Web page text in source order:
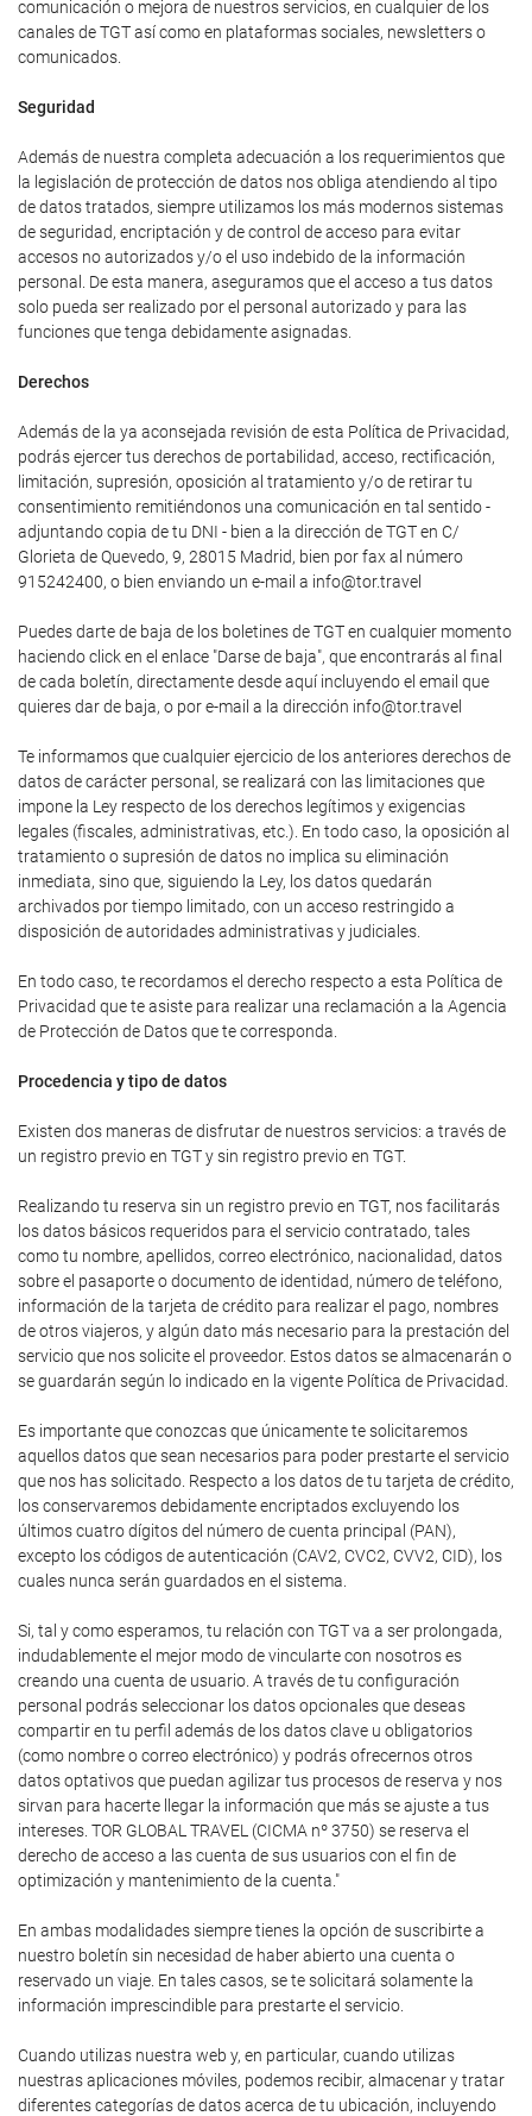
comunicación o mejora de nuestros servicios, en cualquier de los
canales de TGT así como en plataformas sociales, newsletters o
comunicados.
Seguridad
Además de nuestra completa adecuación a los requerimientos que
la legislación de protección de datos nos obliga atendiendo al tipo
de datos tratados, siempre utilizamos los más modernos sistemas
de seguridad, encriptación y de control de acceso para evitar
accesos no autorizados y/o el uso indebido de la información
personal. De esta manera, aseguramos que el acceso a tus datos
solo pueda ser realizado por el personal autorizado y para las
funciones que tenga debidamente asignadas.
Derechos
Además de la ya aconsejada revisión de esta Política de Privacidad,
podrás ejercer tus derechos de portabilidad, acceso, rectificación,
limitación, supresión, oposición al tratamiento y/o de retirar tu
consentimiento remitiéndonos una comunicación en tal sentido -
adjuntando copia de tu DNI - bien a la dirección de TGT en C/
Glorieta de Quevedo, 9, 28015 Madrid, bien por fax al número
915242400, o bien enviando un e-mail a info@tor.travel
Puedes darte de baja de los boletines de TGT en cualquier momento
haciendo click en el enlace "Darse de baja", que encontrarás al final
de cada boletín, directamente desde aquí incluyendo el email que
quieres dar de baja, o por e-mail a la dirección info@tor.travel
Te informamos que cualquier ejercicio de los anteriores derechos de
datos de carácter personal, se realizará con las limitaciones que
impone la Ley respecto de los derechos legítimos y exigencias
legales (fiscales, administrativas, etc.). En todo caso, la oposición al
tratamiento o supresión de datos no implica su eliminación
inmediata, sino que, siguiendo la Ley, los datos quedarán
archivados por tiempo limitado, con un acceso restringido a
disposición de autoridades administrativas y judiciales.
En todo caso, te recordamos el derecho respecto a esta Política de
Privacidad que te asiste para realizar una reclamación a la Agencia
de Protección de Datos que te corresponda.
Procedencia y tipo de datos
Existen dos maneras de disfrutar de nuestros servicios: a través de
un registro previo en TGT y sin registro previo en TGT.
Realizando tu reserva sin un registro previo en TGT, nos facilitarás
los datos básicos requeridos para el servicio contratado, tales
como tu nombre, apellidos, correo electrónico, nacionalidad, datos
sobre el pasaporte o documento de identidad, número de teléfono,
información de la tarjeta de crédito para realizar el pago, nombres
de otros viajeros, y algún dato más necesario para la prestación del
servicio que nos solicite el proveedor. Estos datos se almacenarán o
se guardarán según lo indicado en la vigente Política de Privacidad.
Es importante que conozcas que únicamente te solicitaremos
aquellos datos que sean necesarios para poder prestarte el servicio
que nos has solicitado. Respecto a los datos de tu tarjeta de crédito,
los conservaremos debidamente encriptados excluyendo los
últimos cuatro dígitos del número de cuenta principal (PAN),
excepto los códigos de autenticación (CAV2, CVC2, CVV2, CID), los
cuales nunca serán guardados en el sistema.
Si, tal y como esperamos, tu relación con TGT va a ser prolongada,
indudablemente el mejor modo de vincularte con nosotros es
creando una cuenta de usuario. A través de tu configuración
personal podrás seleccionar los datos opcionales que deseas
compartir en tu perfil además de los datos clave u obligatorios
(como nombre o correo electrónico) y podrás ofrecernos otros
datos optativos que puedan agilizar tus procesos de reserva y nos
sirvan para hacerte llegar la información que más se ajuste a tus
intereses. TOR GLOBAL TRAVEL (CICMA nº 3750) se reserva el
derecho de acceso a las cuenta de sus usuarios con el fin de
optimización y mantenimiento de la cuenta."
En ambas modalidades siempre tienes la opción de suscribirte a
nuestro boletín sin necesidad de haber abierto una cuenta o
reservado un viaje. En tales casos, se te solicitará solamente la
información imprescindible para prestarte el servicio.
Cuando utilizas nuestra web y, en particular, cuando utilizas
nuestras aplicaciones móviles, podemos recibir, almacenar y tratar
diferentes categorías de datos acerca de tu ubicación, incluyendo